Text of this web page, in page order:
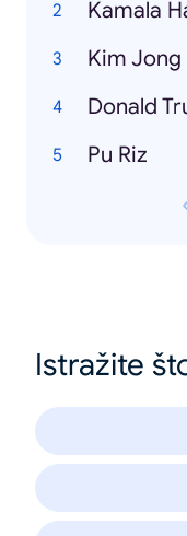
Kamala
Kim Jong
Donald
Pu Riz
Istražite